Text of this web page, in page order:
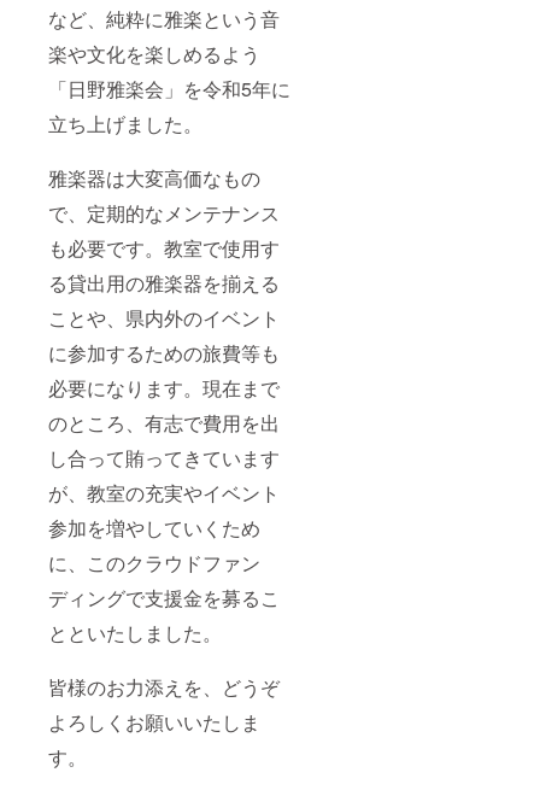
など、純粋に雅楽という音
楽や文化を楽しめるよう
「日野雅楽会」を令和5年に
立ち上げました。
雅楽器は大変高価なもの
で、定期的なメンテナンス
も必要です。教室で使用す
る貸出用の雅楽器を揃える
ことや、県内外のイベント
に参加するための旅費等も
必要になります。現在まで
のところ、有志で費用を出
し合って賄ってきています
が、教室の充実やイベント
参加を増やしていくため
に、このクラウドファン
ディングで支援金を募るこ
とといたしました。
皆様のお力添えを、どうぞ
よろしくお願いいたしま
す。